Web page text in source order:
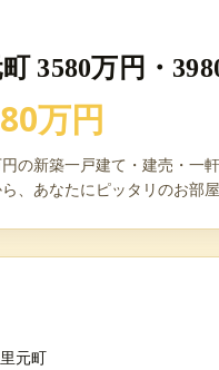
3580万円・
万円
の新築一戸建て・建売・一
、あなたにピッタリのお部
元町